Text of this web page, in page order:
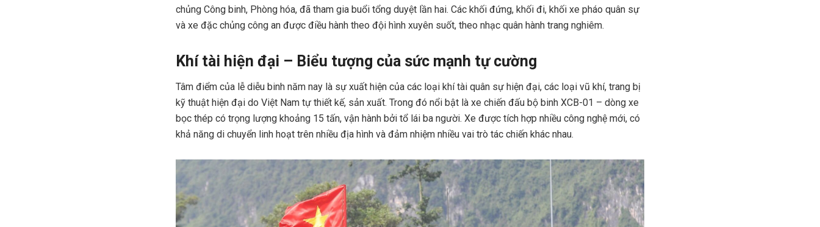
chủng Công binh, Phòng hóa, đã tham gia buổi tổng duyệt lần hai. Các khối đứng, khối đi, khối xe pháo quân sự
và xe đặc chủng công an được điều hành theo đội hình xuyên suốt, theo nhạc quân hành trang nghiêm.
Khí tài hiện đại – Biểu tượng của sức mạnh tự cường
Tâm điểm của lễ diễu binh năm nay là sự xuất hiện của các loại khí tài quân sự hiện đại, các loại vũ khí, trang bị
kỹ thuật hiện đại do Việt Nam tự thiết kế, sản xuất. Trong đó nổi bật là xe chiến đấu bộ binh XCB-01 – dòng xe
bọc thép có trọng lượng khoảng 15 tấn, vận hành bởi tổ lái ba người. Xe được tích hợp nhiều công nghệ mới, có
khả năng di chuyển linh hoạt trên nhiều địa hình và đảm nhiệm nhiều vai trò tác chiến khác nhau.